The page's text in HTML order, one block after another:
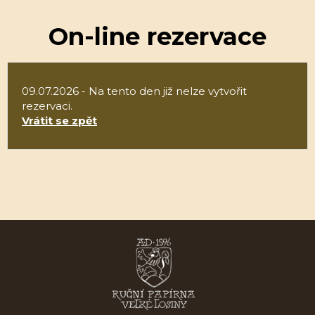
On-line rezervace
09.07.2026 - Na tento den již nelze vytvořit
rezervaci.
Vrátit se zpět